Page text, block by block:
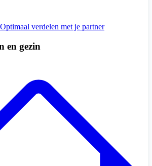
Optimaal verdelen met je partner
en gezin